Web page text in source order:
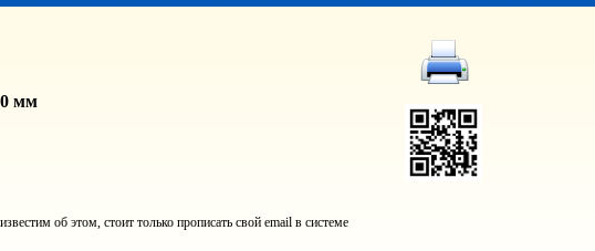
мм
об этом, стоит только прописать свой email в системе